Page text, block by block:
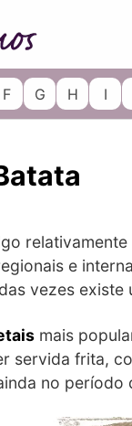
F G H I
e
vezes
mais
servida frita,
no